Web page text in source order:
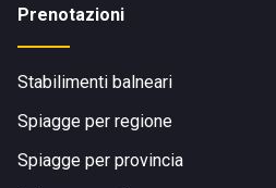
Prenotazioni
Stabilimenti balneari
Spiagge per regione
Spiagge per provincia